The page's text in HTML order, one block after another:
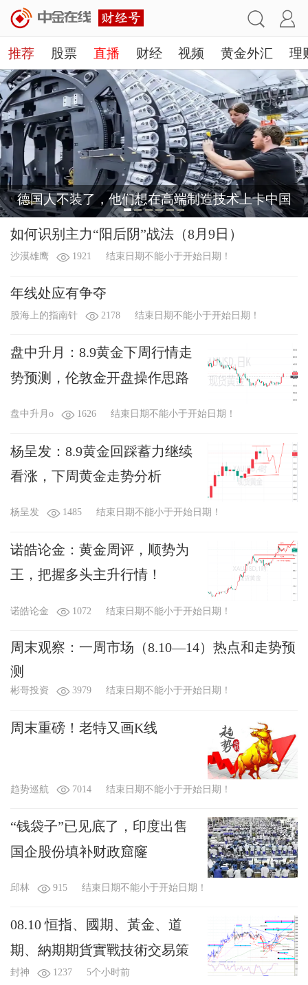
推荐 股票 直播 财经 视频 黄金外汇 理
德国人不装了，他们想在高端制造技术上卡中国
如何识别主力“阳后阴”战法（8月9日）
沙漠雄鹰 1921 结束日期不能小于开始日期！
年线处应有争夺
股海上的指南针 2178 结束日期不能小于开始日期！
盘中升月：8.9黄金下周行情走
势预测，伦敦金开盘操作思路
盘中升月o 1626 结束日期不能小于开始日期！
杨呈发：8.9黄金回踩蓄力继续
看涨，下周黄金走势分析
杨呈发 1485 结束日期不能小于开始日期！
诺皓论金：黄金周评，顺势为
王，把握多头主升行情！
诺皓论金 1072 结束日期不能小于开始日期！
周末观察：一周市场（8.10—14）热点和走势预
测
彬哥投资 3979 结束日期不能小于开始日期！
周末重磅！老特又画K线
趋势巡航 7014 结束日期不能小于开始日期！
“钱袋子”已见底了，印度出售
国企股份填补财政窟窿
邱林 915 结束日期不能小于开始日期！
08.10 恒指、國期、黃金、道
期、納期期貨實戰技術交易策
封神 1237 5个小时前